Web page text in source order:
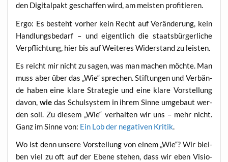
den Digi­tal­pakt geschaf­fen wird, am meis­ten profitieren.
Ergo: Es besteht vor­her kein Recht auf Ver­än­de­rung, kein
Hand­lungs­be­darf – und eigent­lich die staats­bür­ger­li­che
Ver­pflich­tung, hier bis auf Wei­te­res Wider­stand zu leisten.
Es reicht mir nicht zu sagen, was man machen möch­te. Man
muss aber über das „Wie“ spre­chen. Stif­tun­gen und Ver­bän­
de haben eine kla­re Stra­te­gie und eine kla­re Vor­stel­lung
davon, wie das Schul­sys­tem in ihrem Sin­ne umge­baut wer­
den soll. Zu die­sem „Wie“ ver­hal­ten wir uns – mehr nicht.
Ganz im Sin­ne von: Ein Lob der nega­ti­ven Kri­tik.
Wo ist denn unse­re Vor­stel­lung von einem „Wie“? Wir blei­
ben viel zu oft auf der Ebe­ne ste­hen, dass wir eben Visio­